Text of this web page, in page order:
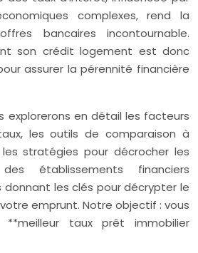
complexes, rend la
bancaires incontournable.
son crédit logement est donc
assurer la pérennité financière
explorerons en détail les facteurs
les outils de comparaison à
stratégies pour décrocher les
établissements financiers
donnant les clés pour décrypter le
emprunt. Notre objectif : vous
taux prêt immobilier